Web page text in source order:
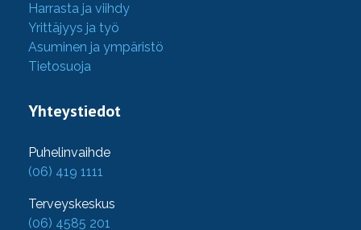
Harrasta ja viihdy
Yrittäjyys ja työ
Asuminen ja ympäristö
Tietosuoja
Yhteystiedot
Puhelinvaihde
(06) 419 1111
Terveyskeskus
(06) 4585 201